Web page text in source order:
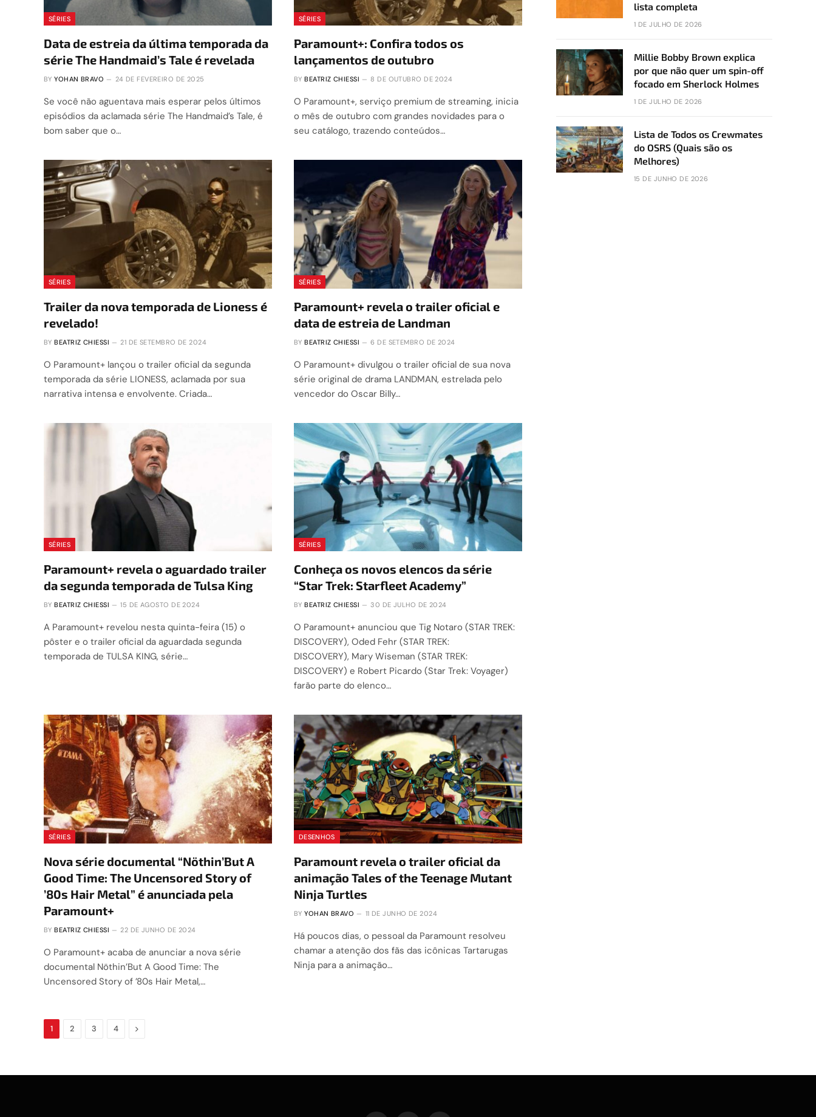
SÉRIES
Data de estreia da última temporada da
série The Handmaid’s Tale é revelada
BY YOHAN BRAVO 24 DE FEVEREIRO DE 2025
Se você não aguentava mais esperar pelos últimos
episódios da aclamada série The Handmaid’s Tale, é
bom saber que o…
SÉRIES
Paramount+: Confira todos os
lançamentos de outubro
BY BEATRIZ CHIESSI 8 DE OUTUBRO DE 2024
O Paramount+, serviço premium de streaming, inicia
o mês de outubro com grandes novidades para o
seu catálogo, trazendo conteúdos…
SÉRIES
Trailer da nova temporada de Lioness é
revelado!
BY BEATRIZ CHIESSI 21 DE SETEMBRO DE 2024
O Paramount+ lançou o trailer oficial da segunda
temporada da série LIONESS, aclamada por sua
narrativa intensa e envolvente. Criada…
SÉRIES
Paramount+ revela o trailer oficial e
data de estreia de Landman
BY BEATRIZ CHIESSI 6 DE SETEMBRO DE 2024
O Paramount+ divulgou o trailer oficial de sua nova
série original de drama LANDMAN, estrelada pelo
vencedor do Oscar Billy…
SÉRIES
Paramount+ revela o aguardado trailer
da segunda temporada de Tulsa King
BY BEATRIZ CHIESSI 15 DE AGOSTO DE 2024
A Paramount+ revelou nesta quinta-feira (15) o
pôster e o trailer oficial da aguardada segunda
temporada de TULSA KING, série…
SÉRIES
Conheça os novos elencos da série
“Star Trek: Starfleet Academy”
BY BEATRIZ CHIESSI 30 DE JULHO DE 2024
O Paramount+ anunciou que Tig Notaro (STAR TREK:
DISCOVERY), Oded Fehr (STAR TREK:
DISCOVERY), Mary Wiseman (STAR TREK:
DISCOVERY) e Robert Picardo (Star Trek: Voyager)
farão parte do elenco…
SÉRIES
Nova série documental “Nöthin’But A
Good Time: The Uncensored Story of
’80s Hair Metal” é anunciada pela
Paramount+
BY BEATRIZ CHIESSI 22 DE JUNHO DE 2024
O Paramount+ acaba de anunciar a nova série
documental Nöthin’But A Good Time: The
Uncensored Story of ’80s Hair Metal,…
DESENHOS
Paramount revela o trailer oficial da
animação Tales of the Teenage Mutant
Ninja Turtles
BY YOHAN BRAVO 11 DE JUNHO DE 2024
Há poucos dias, o pessoal da Paramount resolveu
chamar a atenção dos fãs das icônicas Tartarugas
Ninja para a animação…
1 2 3 4 Next
lista completa
1 DE JULHO DE 2026
Millie Bobby Brown explica
por que não quer um spin-off
focado em Sherlock Holmes
1 DE JULHO DE 2026
Lista de Todos os Crewmates
do OSRS (Quais são os
Melhores)
15 DE JUNHO DE 2026